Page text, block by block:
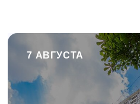
7 АВГУСТА